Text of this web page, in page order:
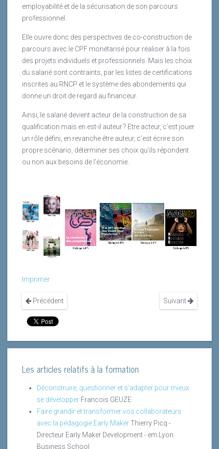
employabilité et de la sécurisation de son parcours
professionnel.
Elle ouvre donc des perspectives de co-construction de
parcours avec le CPF monétarisé pour réaliser à la fois
des projets individuels et professionnels. Mais les choix
du salarié sont contraints, par les listes de certifications
inscrites au RNCP et le système des abondements qui
donne un droit de regard au financeur.
Ainsi, le salarié devient acteur de la construction de sa
qualification mais en est-il auteur ? Etre acteur, c’est jouer
un rôle défini, en revanche être auteur, c’est écrire son
propre scénario, déterminer ses choix qu’ils répondent
ou non aux besoins de l’économie.
Imprimer
Précédent Suivant
Les articles relatifs à la formation
Déconstruire, questionner et s'adapter pour mieux
se développer Francois GEUZE
Faire grandir et transformer vos collaborateurs
avec la pédagogie Early MakerThierry Picq -
Directeur Early Maker Development - em Lyon
Business School